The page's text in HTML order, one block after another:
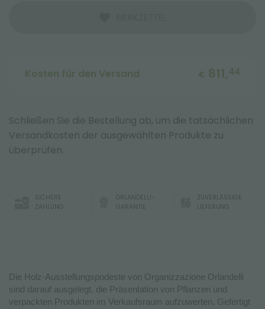
Kosten für den Versand € 811,44
Schließen Sie die Bestellung ab, um die tatsächlichen
Versandkosten der ausgewählten Produkte zu
überprüfen.
SICHERE
ZAHLUNG
ORLANDELLI-
GARANTIE
ZUVERLÄSSIGE
LIEFERUNG
Die Holz-Ausstellungspodeste von Organizzazione Orlandelli
sind darauf ausgelegt, die Präsentation von Pflanzen und
verpackten Produkten im Verkaufsraum aufzuwerten. Gefertigt